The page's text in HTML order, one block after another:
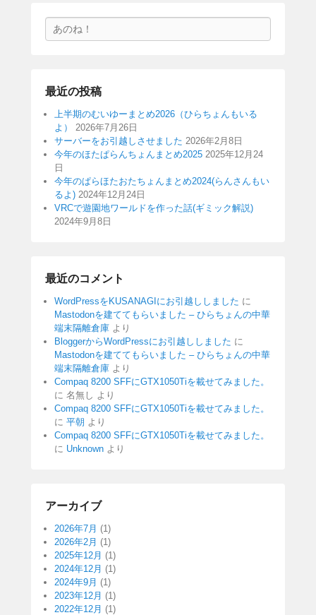
索
最近の投稿
上半期のむいゆーまとめ2026（ひらちょんもいる
よ）
2026年7月26日
サーバーをお引越しさせました 2026年2月8日
今年のほたぱらんちょんまとめ2025 2025年12月24
日
今年のぱらほたおたちょんまとめ2024(らんさんもい
るよ) 2024年12月24日
VRCで遊園地ワールドを作った話(ギミック解説)
2024年9月8日
最近のコメント
WordPressをKUSANAGIにお引越ししました に
Mastodonを建ててもらいました – ひらちょんの中華
端末隔離倉庫 より
BloggerからWordPressにお引越ししました に
Mastodonを建ててもらいました – ひらちょんの中華
端末隔離倉庫 より
Compaq 8200 SFFにGTX1050Tiを載せてみました。
に 名無し より
Compaq 8200 SFFにGTX1050Tiを載せてみました。
に 平朝 より
Compaq 8200 SFFにGTX1050Tiを載せてみました。
に Unknown より
アーカイブ
2026年7月 (1)
2026年2月 (1)
2025年12月 (1)
2024年12月 (1)
2024年9月 (1)
2023年12月 (1)
2022年12月 (1)